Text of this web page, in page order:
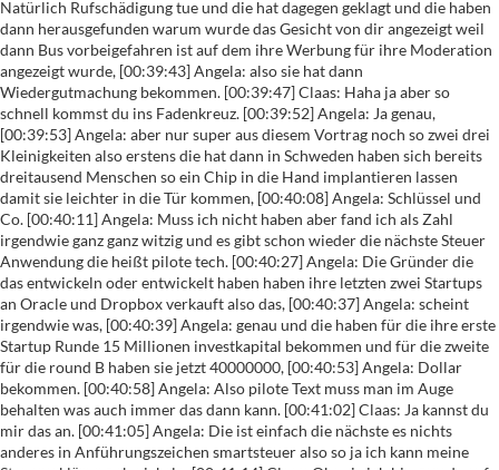
ps an Oracle und Dropbox verkauft also das, [00:40:37] Angela: scheint irgendwie was, [00:40:39] Angela: genau und die haben für die ihre erste Startup Runde 15 Millionen investkapital bekommen und für die zweite für die round B haben sie jetzt 40000000, [00:40:53] Angela: Dollar bekommen. [00:40:58] Angela: Also pilote Text muss man im Auge behalten was auch immer das dann kann. [00:41:02] Claas: Ja kannst du mir das an. [00:41:05] Angela: Die ist einfach die nächste es nichts anderes in Anführungszeichen smartsteuer also so ja ich kann meine Steuererklärung abwickeln. [00:41:14] Claas: Okay ja ich bin gerade auf der Internetseite ich hoffe es ist die richtige Text prep & grey Form based. [00:41:24] Angela: Keine Ahnung warum das jetzt so viel Geld bekommen hat vielleicht eine dieser Anwendungen wo ich vorhin gefragt habe die behaupten sie machen ganz viel Ei. [00:41:37] Claas: Ja also ist auf dem deutschen Markt gibt es auch so ein zwei Kandidaten wo ich denke mehr wissen ja das sind das sind Produkte für den venture-capital Markt aber nicht für Steuerberater oder. [00:41:53] Angela: Also das ist jetzt mal so ein kurzer quer, [00:41:57] Angela: Wer streift von der Accountex abschließen will ich dir count texten mit Buchtipps also ich habe so viele Buchtipps noch bekommen es gibt einen future wrist namens Christian Cromme. [00:42:12] Angela: Die von dem hatte ich vorher auch noch nicht gehört aber. [00:42:15] Claas: Außer Zukunft. [00:42:16] Angela: EBook geschrieben natürlich bestellt wie gesagt hat sie alle noch nicht gelesen kommt noch human ification, [00:42:23] Angela: und der hat ein schönes Zitat das hat mir gut gefallen bei we don't live in a time of change but in a change of times, [00:42:33] Angela: Und und dann noch also, [00:42:38] Angela: und alles nicht schon uns unter number Business the digit of the pace Set Assunta Roller gibt's auch The accountant Millionärsclub, [00:42:48] Angela: gibt ein Buch + du kannst wirklich in Millionärsclub der Steuerberater. [00:42:54] Angela: Eintreten muss nicht aufgenommen werden und dann mehr hast du Zugang zu exklusiven Material und Co schönes Verkaufshütte. [00:43:04] Claas: Okay ja nur her damit ich packe das alles in schon. [00:43:08] Angela: Genau ja und passend dazu kannst du jetzt ja von Leipzig und dem Steuerberater erzählen oder. [00:43:16] Claas: Ich wollte eigentlich noch ein bisschen auf der Kontext rum reiten aber dachte ich warte bis du irgendwie eine absaugen nach München machst also was glaubst also wie ich war jetzt auch da [00:43:27] Claas: ich bin tatsächlich interessant, [00:43:29] Claas: ist es eins-zu-eins relevant für den deutschen Markt wäre meine Frage an dich und die andere wäre noch wie oft soll man sich so eine Accountex. [00:43:40] Angela: Also ist es nicht eins-zu-eins relevant für den deutschen Markt ich denke jeder der dahin geht ach so habe ich gar nicht gesagt ich habe natürlich vier Menschen getroffen, [00:43:50] Angela: deutschsprachige die wegen Kanzleifunk berichten dorthin gekommen sind aber wie immer Österreicher also kein. [00:44:01] Claas: Papa Hubert wieder da. [00:44:02] Angela: Hubert war nicht da aber sehr nett ich hoffe ich darf das sagen von der articon Thomas Seel, [00:44:08] Angela: seit Jahren nicht mehr gesehen da mal wieder getroffen das war sehr schön der war mit dem Kollegen dort Michl Müller und zwei Steuerberater einer aus Graz aus und einer aus Linz [00:44:19] Angela: mit den ich mich mit einmal mich Unterhalt mit dem anderen die Cordula dir da einfach auch sich ein bisschen, [00:44:24] Angela: ja ist aber Impulse was passiert so in der in der Weltauswahl außer der außerhalb der Blase Deutschland und dieses, [00:44:36] Angela: einfach mal die dieses Feeling dort wie ticken die wie denken die natürlich gibt's, [00:44:42] Angela: vergleichbare Themen es war auch großes Thema die Millennials die Jungen [00:44:51] Angela: Fachkräftemangel und wie löst man den es kam zum Thema Spezialisierung waren mehrere Vorträge dich ganz interessant fand [00:45:00] Angela: Und und Marketingthemen da kann man sich auch viele Punkte Social-Media-Marketing z.b. für die eigene Kanzlei holen, [00:45:10] Angela: durchaus Anregungen dabei des technische und des Abwicklung. [00:45:16] Angela: Ja man sieht dann eben wie bei diesem openbanking Thema was wird auf uns zukommen vielleicht eben noch nicht in den diesen zwei Jahren bei predictive Analytics vom, [00:45:26] Angela: und diesmal halt Circle vielleicht ist es dann hier erst in drei bis fünf aber je mehr ich von solchen Dingen und Themen weiß desto besser kann ich meine Kanzlei halt jetzt schon mal gedanklich und und praktisch darauf vor. [00:45:41] Claas: Denke auch es ist nicht übertragbar was man da sieht es ist hilft Dir nicht bei deinen Alltagsprobleme aber es ist ein interessanter Blick über den Tellerrand und und London ist ja sowieso mal als, [00:45:53] Claas: Heinz ist das eine beschäftigt hat und ja das ist tatsächlich sehr belebend das man mit zum finde da kann man alle paar Jahre alle paar Jahre mal hin düsen. [00:46:04] Claas: Und sich das geben. [00:46:05] Angela: Und weil du gesagt hast wie oft sollen wir das machen also ich hatte noch mal geguckt das erste Mal als wir dort waren das ist auch schon vor drei Jahren gewesen. [00:46:15] Angela: Und ja ich sage mal dessen. [00:46:17] Angela: Jedes Jahr muss man da nicht hin ich glaube da wiederholt sich dann das eine oder andere doch zu sehr aber so alle 2-3 Jahre ist es eine eine wunderbare Veranstaltung um sich wir frischen Wind um die Ohren wehen zu lassen. [00:46:32] Werbung: Ein Hinweis noch auf die Steuer kaputt jetzt mit den steuerköpfe die jetzt bieten Ihnen Anbieter verschiedener Lösungen Sonderkonditionen, [00:46:40] Werbung: das heißt Sie können zu günstigen Preisen die Produkte dort mal ausprobieren, [00:46:44] Werbung: dort tummeln sich eine ganze Menge von Anbietern haben wir z.b. den honorarrechner von Text Igel wir haben Edenred one mit dem Mitarbeiter benefits wir haben Video Fortbildung von e-wise DWS gutachtendienst, [00:46:56] Werbung: ich bin ein sehr attraktiv und dir muss ich sagen die Datenschutz helfer.de die sich mit zur Datenschutz Willi Kanzleifunk sorgen lexoffice macht, [00:47:04] Werbung: ebay genauso wieder Steuerbüro online control die Steuerberater Verrechnungsstelle und natürlich die Erfolgs Prozesse von der Mario Tutas sind dort auch zu finden. [00:47:14] Werbung: Der Ablauf ist immer der gleiche sie schauen sich an was ihr interessiert registrieren sich dann dort an Ort und Stelle in einem Kontaktformular mit Name und Kontaktdaten die Daten gehen an den Anbieter der meldet sich bei ihnen und schon, [00:47:26] Werbung: sind Sie in der Lage die Sonderkonditionen in Anspruch nehmen zu können und wenn sich dort ein bisschen umschauen dann werden Sie sehen dass das sehr attraktive Angebote dabei sind, [00:47:36] Werbung: gerade wenn man sich umschauen möchte und überlegt welche Tourist Empfang jetzt weiterhelfen in Zeiten der Digitalisierung, [00:47:42] Werbung: sparkasse.de dort ist das ganz leicht zu finden unter dem Stichwort Deals und wäre es gerne in der Adresszeile ausschreiben will steuerköpfe. De Schrägstrich die jetzt also mein herzlichen Dank an alle Anbieter für die Unterstützung des Kanzleifunk Sohn von steuerköpfe de. [00:47:57] Claas: Gut dann machen wir einen Zwischenstopp in Leipzig oder willst du direkt weiter nach München Düsen. [00:48:01] Angela: Nee mach mal Zwischenstopp in line. [00:48:03] Claas: Okay also ich hoffe ich werde dem guten Mann hier gerecht wenn ich das für ihn erzähle. [00:48:09] Claas: Und ich habe ihm auch schon gesagt er muss im er musste den Kanzleifunk kommen und das alles noch mal erzählt mein paar Wochen hat sich Steuerberater Marcus Ferchland aus aus Leipzig an mich gewendet und hat gesagt ich habe hier. [00:48:21] Claas: Anwendungen entwickeln lassen und das ist ganz interessant und was das alles mit mir gemacht hat würde ich gerne mal erzählen und das Ergebnis lässt sich nachlesen auf steuerköpfe de kommt es durch in die in die schauen ob es ein längeres Interview mit ihm, [00:48:34] Claas: das überschrieben ist mit das macht jetzt in so bad, [00:48:37] Claas: und die Ausgangslage war einfach er hat eigentlich eine ziemlich gewöhnliche Kanzlei wenn du es so sagen willst eine Handvoll Angestellte in Leipzig und noch eine Niederlassung in München. [00:48:50] Claas: Und irgendwann war war die ganze Mannschaft einfach nur noch genervt alle das Gefühl hatten sie sie rudern den ganzen Tag. [00:48:59] Claas: Aber abends wissen sie nicht so richtig was was geschafft habe und er sagte das liegt zum Teil daran dass einfach gibt Programm Benutzung so viele, [00:49:08] Claas: Verwaltung schritte und klick hier und warten und noch mal klicken und wieder auswählen hat dass du irgendwann das Gefühl hast du bist nur noch mit Programme Geschäft Bedienung beschäftigt. [00:49:19] Claas: Und wenn es gibt eine Technologie die genau das aufs Korn nimmt und hat er sich schlau gemacht. [00:49:27] Claas: Und hat sich ein entsprechendes Programm entwickeln lassen der diese diese softwarebasierte, [00:49:33] Claas: hauptsächlich auf einer Technologie die nennt sich screenscraping das heißt die Software guckt sich auf deinen Bildschirm an und guckt wo essen Menü dass ich aufrufen kann wo es eine Schaltfläche wo es ein Textfeld wo ich was eingeben kann und, [00:49:48] Claas: klickt und und Tipp dann halt für dich natürlich nach deinen Vorgaben und die hat er sich programmieren lassen das, [00:49:56] Claas: Ergebnis ist dass er jetzt ein Programm in seiner Kanzlei laufen hat dass die Produktivität oder die Arbeitsleistung von eineinhalb Vollzeitstellen hat. [00:50:08] Claas: Ziemlich gewaltig ist. [00:50:10] Claas: Am das ist aber im Grunde nur der letzte Schritt damit du das überhaupt einsetzen kannst musst du mit dem ganzen Chaos in einer Kanzlei aufräumen und das hat er auch nach und nach getan. [00:50:21] Claas: Am Salzach das ist wenn du mal guckst wie eigentli